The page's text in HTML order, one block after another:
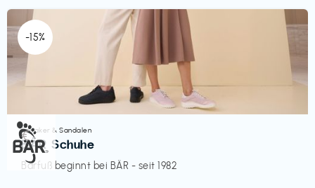
-15%
Sneaker & Sandalen
BÄR Schuhe
Barfuß beginnt bei BÄR - seit 1982
€‎